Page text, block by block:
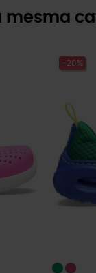
mesma
-20%